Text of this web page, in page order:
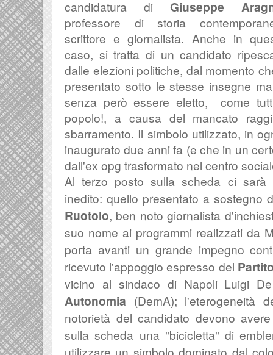
candidatura di Giuseppe
professore di storia
scrittore e giornalista. Anche in
caso, si tratta di un candidato
dalle elezioni politiche, dal momento
presentato sotto le stesse insegne
senza però essere eletto, come
popolo!, a causa del mancato
sbarramento. Il simbolo utilizzato, in
inaugurato due anni fa (e che in un
dall'ex opg trasformato nel centro
Al terzo posto sulla scheda ci sarà
inedito: quello presentato a sostegno
Ruotolo, ben noto giornalista
suo nome ai programmi realizzati da
porta avanti un grande impegno
ricevuto l'appoggio espresso del
vicino al sindaco di Napoli Luigi
Autonomia (DemA); l'eterogeneità
notorietà del candidato devono
sulla scheda una "bicicletta" di
utilizzare un simbolo dominato dal